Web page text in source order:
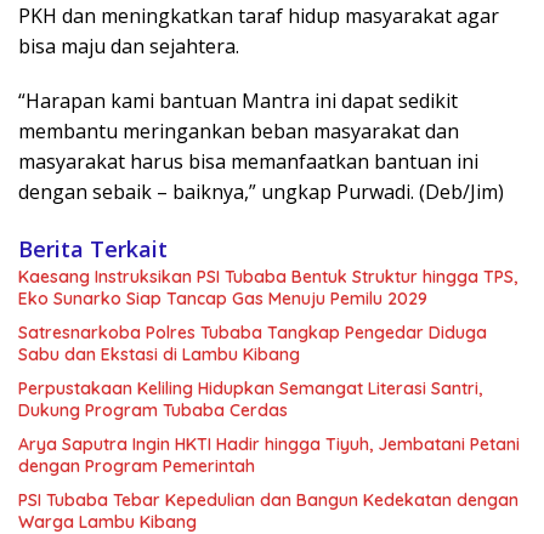
PKH dan meningkatkan taraf hidup masyarakat agar
bisa maju dan sejahtera.
“Harapan kami bantuan Mantra ini dapat sedikit
membantu meringankan beban masyarakat dan
masyarakat harus bisa memanfaatkan bantuan ini
dengan sebaik – baiknya,” ungkap Purwadi. (Deb/Jim)
Berita Terkait
Kaesang Instruksikan PSI Tubaba Bentuk Struktur hingga TPS,
Eko Sunarko Siap Tancap Gas Menuju Pemilu 2029
Satresnarkoba Polres Tubaba Tangkap Pengedar Diduga
Sabu dan Ekstasi di Lambu Kibang
Perpustakaan Keliling Hidupkan Semangat Literasi Santri,
Dukung Program Tubaba Cerdas
Arya Saputra Ingin HKTI Hadir hingga Tiyuh, Jembatani Petani
dengan Program Pemerintah
PSI Tubaba Tebar Kepedulian dan Bangun Kedekatan dengan
Warga Lambu Kibang